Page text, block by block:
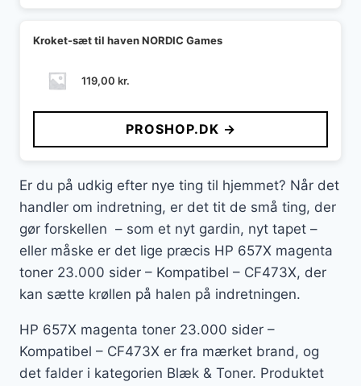
Kroket-sæt til haven NORDIC Games
119,00 kr.
PROSHOP.DK →
Er du på udkig efter nye ting til hjemmet? Når det
handler om indretning, er det tit de små ting, der
gør forskellen – som et nyt gardin, nyt tapet –
eller måske er det lige præcis HP 657X magenta
toner 23.000 sider – Kompatibel – CF473X, der
kan sætte krøllen på halen på indretningen.
HP 657X magenta toner 23.000 sider –
Kompatibel – CF473X er fra mærket brand, og
det falder i kategorien Blæk & Toner. Produktet